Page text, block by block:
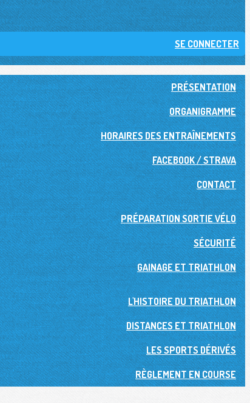
SE CONNECTER
PRÉSENTATION
ORGANIGRAMME
HORAIRES DES ENTRAÎNEMENTS
FACEBOOK / STRAVA
CONTACT
PRÉPARATION SORTIE VÉLO
SÉCURITÉ
GAINAGE ET TRIATHLON
L'HISTOIRE DU TRIATHLON
DISTANCES ET TRIATHLON
LES SPORTS DÉRIVÉS
RÈGLEMENT EN COURSE